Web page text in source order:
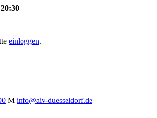
einloggen.
M info@aiv-duesseldorf.de